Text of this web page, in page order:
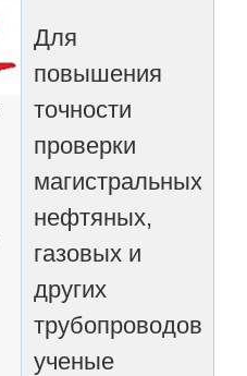
Для
повышения
точности
проверки
магистральных
нефтяных,
газовых и
других
трубопроводов
ученые